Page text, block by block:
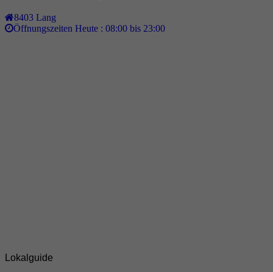
8403 Lang
Öffnungszeiten Heute : 08:00 bis 23:00
Lokalguide